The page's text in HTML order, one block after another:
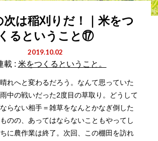
次は稲刈りだ！｜米をつ
くるということ⑰
2019.10.02
載 : 米をつくるということ。
れへと変わるだろう。なんて思っていた
中の戦いだった2度目の草取り。どうして
らない相手＝雑草をなんとかなぎ倒した
のの、あってはならないこともやってし
に農作業は終了。次回、この棚田を訪れ